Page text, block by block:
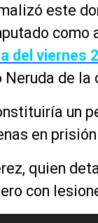
este
como
del viernes
de la
un
en
quien
con